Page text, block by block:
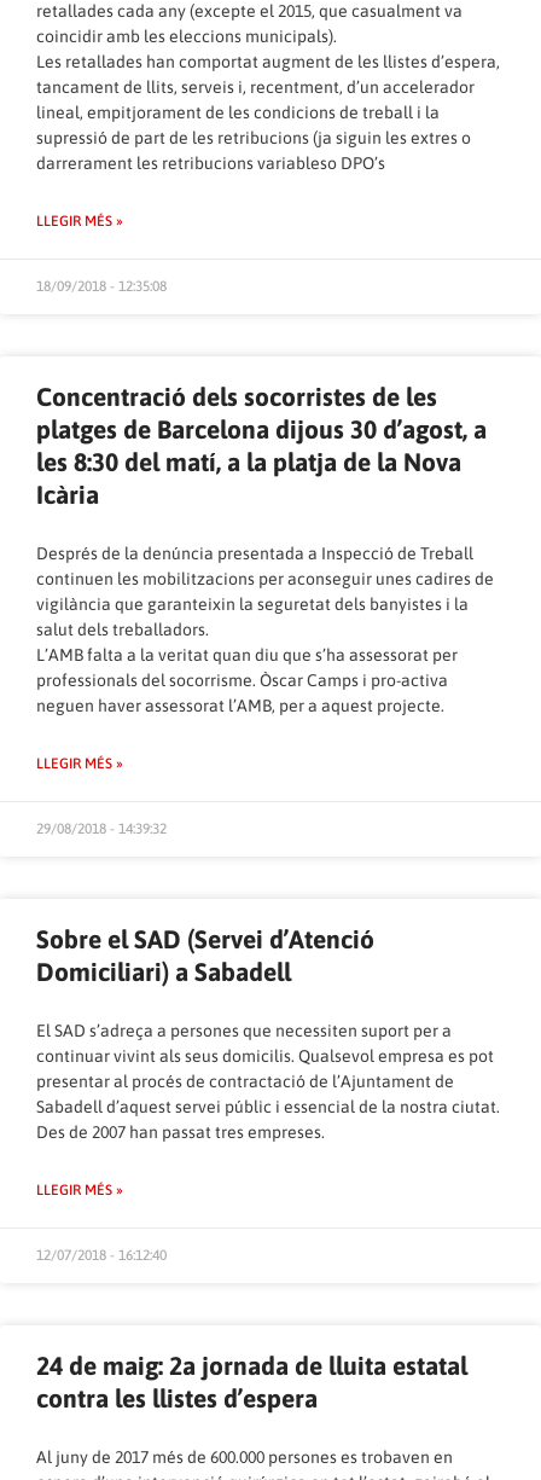
retallades cada any (excepte el 2015, que casualment va
coincidir amb les eleccions municipals).
Les retallades han comportat augment de les llistes d’espera,
tancament de llits, serveis i, recentment, d’un accelerador
lineal, empitjorament de les condicions de treball i la
supressió de part de les retribucions (ja siguin les extres o
darrerament les retribucions variableso DPO’s
LLEGIR MÉS »
18/09/2018 - 12:35:08
Concentració dels socorristes de les
platges de Barcelona dijous 30 d’agost, a
les 8:30 del matí, a la platja de la Nova
Icària
Després de la denúncia presentada a Inspecció de Treball
continuen les mobilitzacions per aconseguir unes cadires de
vigilància que garanteixin la seguretat dels banyistes i la
salut dels treballadors.
L’AMB falta a la veritat quan diu que s’ha assessorat per
professionals del socorrisme. Òscar Camps i pro-activa
neguen haver assessorat l’AMB, per a aquest projecte.
LLEGIR MÉS »
29/08/2018 - 14:39:32
Sobre el SAD (Servei d’Atenció
Domiciliari) a Sabadell
El SAD s’adreça a persones que necessiten suport per a
continuar vivint als seus domicilis. Qualsevol empresa es pot
presentar al procés de contractació de l’Ajuntament de
Sabadell d’aquest servei públic i essencial de la nostra ciutat.
Des de 2007 han passat tres empreses.
LLEGIR MÉS »
12/07/2018 - 16:12:40
24 de maig: 2a jornada de lluita estatal
contra les llistes d’espera
Al juny de 2017 més de 600.000 persones es trobaven en